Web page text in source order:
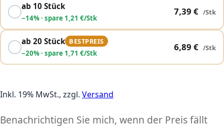
ab 10 Stück
−14% · spare 1,21 €/Stk
7,39 € /Stk
ab 20 Stück BESTPREIS
−20% · spare 1,71 €/Stk
6,89 € /Stk
Inkl. 19% MwSt., zzgl. Versand
Benachrichtigen Sie mich, wenn der Preis fällt